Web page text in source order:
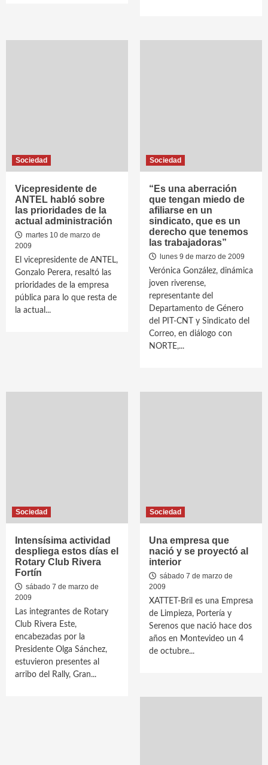
Sociedad
Vicepresidente de
ANTEL habló sobre
las prioridades de la
actual administración
martes 10 de marzo de
2009
El vicepresidente de ANTEL,
Gonzalo Perera, resaltó las
prioridades de la empresa
pública para lo que resta de
la actual...
Sociedad
“Es una aberración
que tengan miedo de
afiliarse en un
sindicato, que es un
derecho que tenemos
las trabajadoras”
lunes 9 de marzo de 2009
Verónica González, dinámica
joven riverense,
representante del
Departamento de Género
del PIT-CNT y Sindicato del
Correo, en diálogo con
NORTE,...
Sociedad
Intensísima actividad
despliega estos días el
Rotary Club Rivera
Fortín
sábado 7 de marzo de
2009
Las integrantes de Rotary
Club Rivera Este,
encabezadas por la
Presidente Olga Sánchez,
estuvieron presentes al
arribo del Rally, Gran...
Sociedad
Una empresa que
nació y se proyectó al
interior
sábado 7 de marzo de
2009
XATTET-Bril es una Empresa
de Limpieza, Portería y
Serenos que nació hace dos
años en Montevideo un 4
de octubre...